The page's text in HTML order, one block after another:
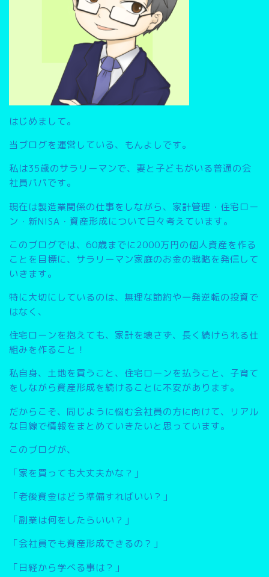
はじめまして。
当ブログを運営している、もんよしです。
私は35歳のサラリーマンで、妻と子どもがいる普通の会
社員パパです。
現在は製造業関係の仕事をしながら、家計管理・住宅ロー
ン・新NISA・資産形成について日々考えています。
このブログでは、 60歳までに2000万円の個人資産を作る
こと を目標に、サラリーマン家庭のお金の戦略を発信して
いきます。
特に大切にしているのは、無理な節約や一発逆転の投資で
はなく、
住宅ローンを抱えても、家計を壊さず、長く続けられる仕
組みを作ること ！
私自身、土地を買うこと、住宅ローンを払うこと、子育て
をしながら資産形成を続けることに不安があります。
だからこそ、同じように悩む会社員の方に向けて、リアル
な目線で情報をまとめていきたいと思っています。
このブログが、
「家を買っても大丈夫かな？」
「老後資金はどう準備すればいい？」
「副業は何をしたらいい？」
「会社員でも資産形成できるの？」
「日経から学べる事は？」